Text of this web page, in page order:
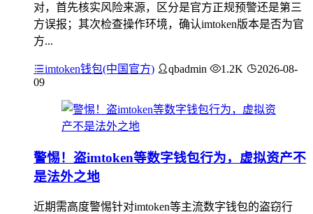
对，首先核实风险来源，区分是官方正规预警还是第三
方误报；其次检查操作环境，确认imtoken版本是否为官
方...
imtoken钱包(中国官方) qbadmin 1.2K
2026-08-
09
警惕！盗imtoken等数字钱包行为，虚拟资产不
是法外之地
近期需高度警惕针对imtoken等主流数字钱包的盗窃行